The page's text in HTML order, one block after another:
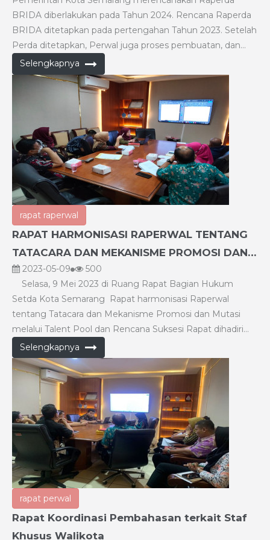
BRIDA diberlakukan pada Tahun 2024. Rencana Raperda
BRIDA ditetapkan pada pertengahan Tahun 2023. Setelah
Perda ditetapkan, Perwal juga proses pembuatan, dan
Peta Jabatan/Anjab segera disusun. Anggaran cetak Perda
dibebankan pada BKPP.Namun Anggaran BRIDA
diusulkan oleh Bappeda. Selain itu, Bidang Litbang pada
Bappeda hilang dan diganti dengan BRIDA. Pelantikan
untuk mengisi jabatan di BRIDA diusahakan pada
Desember 2023 atau maksimal 02 Januari 2024.
Selengkapnya
rapat raperwal
RAPAT HARMONISASI RAPERWAL TENTANG
TATACARA DAN MEKANISME PROMOSI DAN
MUTASI MELALUI TALENT POOL DAN
RENCANA SUKSESI
2023-05-09
500
Setda Kota Semarang Rapat harmonisasi Raperwal
tentang Tatacara dan Mekanisme Promosi dan Mutasi
melalui Talent Pool dan Rencana Suksesi Rapat dihadiri
oleh BKPP, Inspektorat dan Bagian Hukum. Membahas
terkait tatacara dan Mekanisme Promosi dan Mutasi
melalui Talent Pool dan Rencana Suksesi di lingkungan
Pemerintah Kota Semarang. Rapat ini dilaksanakan
sebagai tindak lanjut atas prakarsa BKPP untuk membuat
aturan dan mewadahi bagaimana proses mutasi dan
promosi yang terjadi di lingkungan Pemerintah Kota
Semarang.
Selengkapnya
rapat perwal
Rapat Koordinasi Pembahasan terkait Staf
Khusus Walikota